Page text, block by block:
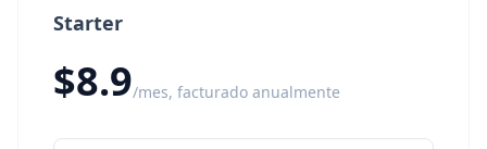
Starter
$8.9/mes, facturado anualmente